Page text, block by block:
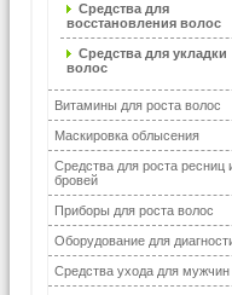
Средства для
восстановления волос
Средства для укладки
волос
Витамины для роста волос
Маскировка облысения
Средства для роста ресниц
бровей
Приборы для роста волос
Оборудование для
Средства ухода для мужчин